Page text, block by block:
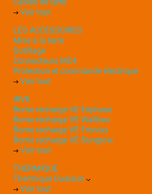
Voir tout
LES ACCESSOIRES
Mise à la terre
Outillage
Connecteurs MC4
Protection et commande électrique
Voir tout
IRVE
Borne recharge VE Enphase
Borne recharge VE Wallbox
Borne recharge VE Fronius
Borne recharge VE Sungrow
Voir tout
THERMIQUE
Thermique Dualsun
Voir tout